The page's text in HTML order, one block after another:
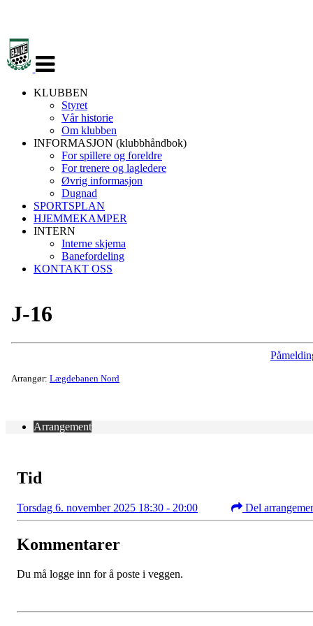
navigasjon
KLUBBEN
Styret
Vår historie
Om klubben
INFORMASJON (klubbhåndbok)
For spillere og foreldre
For trenere og lagledere
Øvrig informasjon
Dugnad
SPORTSPLAN
HJEMMEKAMPER
INTERN
Interne skjema
Banefordeling
KONTAKT OSS
J-16
Arrangør: Lægdebanen Nord
Arrangement
Tid
Torsdag 6. november 2025 18:30 - 20:00 Del
Kommentarer
Du må logge inn for å poste i veggen.